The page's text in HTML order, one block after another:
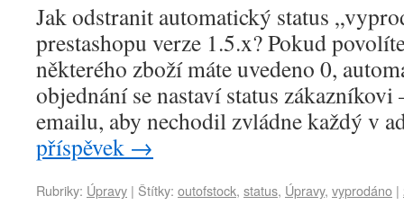
Jak odstranit automatický status
prestashopu verze 1.5.x? Pokud
některého zboží máte uvedeno 0,
objednání se nastaví status
emailu, aby nechodil zvládne každý v
příspěvek →
Rubriky: Úpravy | Štítky: outofstock, status, Úpravy, vyprodáno |